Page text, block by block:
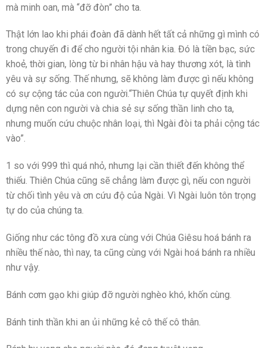
mà minh oan, mà “đỡ đòn” cho ta.
Thật lớn lao khi phái đoàn đã dành hết tất cả những gì mình có
trong chuyến đi để cho người tội nhân kia. Đó là tiền bạc, sức
khoẻ, thời gian, lòng từ bi nhân hậu và hay thương xót, là tình
yêu và sự sống. Thế nhưng, sẽ không làm được gì nếu không
có sự cộng tác của con người.“Thiên Chúa tự quyết định khi
dựng nên con người và chia sẻ sự sống thần linh cho ta,
nhưng muốn cứu chuộc nhân loại, thì Ngài đòi ta phải cộng tác
vào”.
1 so với 999 thì quá nhỏ, nhưng lại cần thiết đến không thể
thiếu. Thiên Chúa cũng sẽ chẳng làm được gì, nếu con người
từ chối tình yêu và ơn cứu độ của Ngài. Vì Ngài luôn tôn trọng
tự do của chúng ta.
Giống như các tông đồ xưa cùng với Chúa Giêsu hoá bánh ra
nhiều thế nào, thì nay, ta cũng cùng với Ngài hoá bánh ra nhiều
như vậy.
Bánh cơm gạo khi giúp đỡ người nghèo khó, khốn cùng.
Bánh tinh thần khi an ủi những kẻ cô thế cô thân.